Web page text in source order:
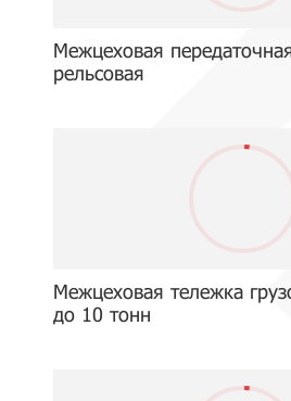
Межцеховая
рельсовая
Межцеховая тележка
до 10 тонн